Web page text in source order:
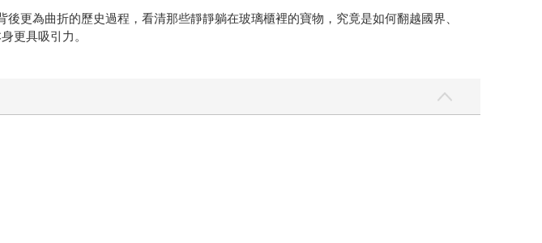
更為曲折的歷史過程，看清那些靜靜躺在玻璃櫃裡的寶物，究竟是如何翻越國界、
更具吸引力。